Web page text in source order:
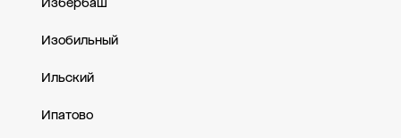
Избербаш
Изобильный
Ильский
Ипатово